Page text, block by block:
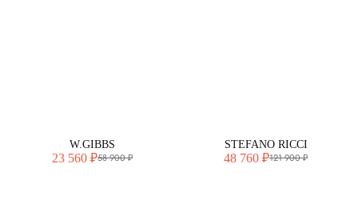
W.GIBBS
23 560 ₽58 900 ₽
STEFANO RICCI
48 760 ₽121 900 ₽